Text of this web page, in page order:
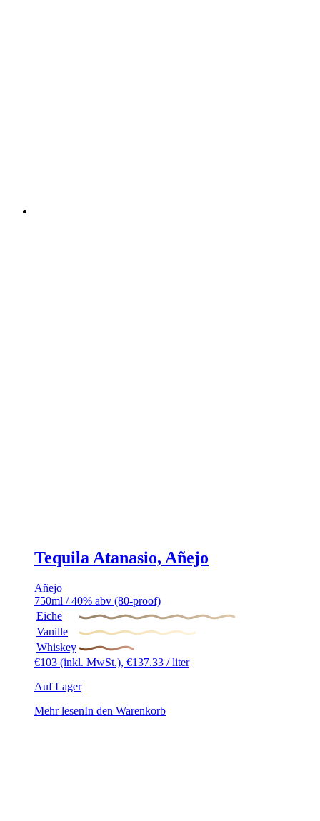
Tequila Atanasio, Añejo
Añejo
750ml / 40% abv (80-proof)
Eiche
Vanille
Whiskey
€103 (inkl. MwSt.), €137.33 / liter
Auf Lager
Mehr lesenIn den Warenkorb